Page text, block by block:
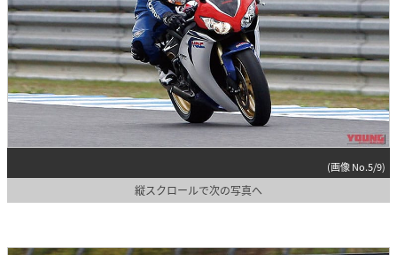
(画像 No.5/9)
縦スクロールで次の写真へ